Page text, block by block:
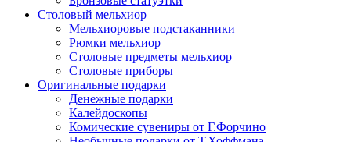
Столовый мельхиор
Мельхиоровые подстаканники
Рюмки мельхиор
Столовые предметы мельхиор
Столовые приборы
Оригинальные подарки
Денежные подарки
Калейдоскопы
Комические сувениры от Г.Форчино